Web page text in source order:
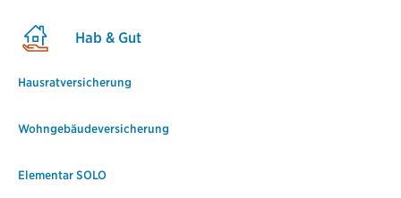
Hab & Gut
Hausratversicherung
Wohngebäudeversicherung
Elementar SOLO